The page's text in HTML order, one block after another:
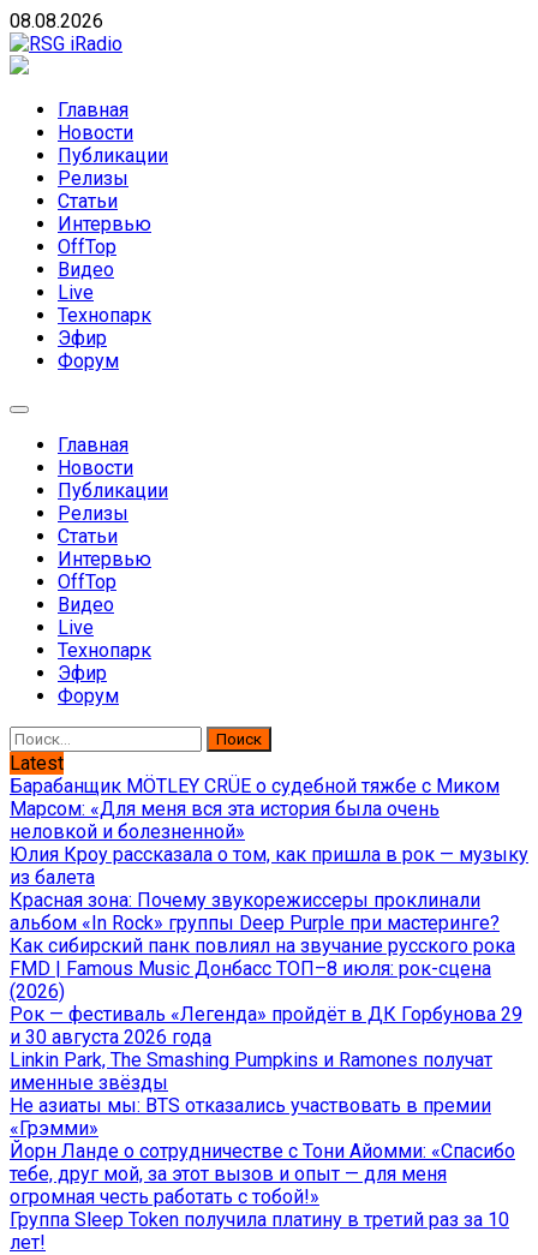
Skip
to
content
08.08.2026
направлений без возрастных ограничений
Главная
Новости
Публикации
Релизы
Статьи
Интервью
OffTop
Видео
Live
Технопарк
Эфир
Форум
Главная
Новости
Публикации
Релизы
Статьи
Интервью
OffTop
Видео
Live
Технопарк
Эфир
Форум
Найти:
Latest
Барабанщик MÖTLEY CRÜE о судебной тяжбе с Миком
Марсом: «Для меня вся эта история была очень
неловкой и болезненной»
Юлия Кроу рассказала о том, как пришла в рок — музыку
из балета
Красная зона: Почему звукорежиссеры проклинали
альбом «In Rock» группы Deep Purple при мастеринге?
Как сибирский панк повлиял на звучание русского рока
FMD | Famous Music Донбасс ТОП–8 июля: рок-сцена
(2026)
Рок — фестиваль «Легенда» пройдёт в ДК Горбунова 29
и 30 августа 2026 года
Linkin Park, The Smashing Pumpkins и Ramones получат
именные звёзды
Не азиаты мы: BTS отказались участвовать в премии
«Грэмми»
Йорн Ланде о сотрудничестве с Тони Айомми: «Спасибо
тебе, друг мой, за этот вызов и опыт — для меня
огромная честь работать с тобой!»
Группа Sleep Token получила платину в третий раз за 10
лет!